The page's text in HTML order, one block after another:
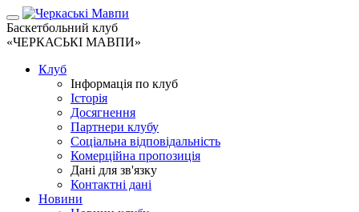
Баскетбольний клуб
«ЧЕРКАСЬКІ МАВПИ»
Клуб
Інформація по клуб
Історія
Досягнення
Партнери клубу
Соціальна відповідальність
Комерційна пропозиція
Дані для зв'язку
Контактні дані
Новини